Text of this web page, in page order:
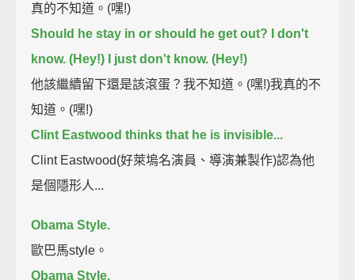
真的不知道。(嘿!)
Should he stay in or should he get out? I don't
know. (Hey!) I just don't know. (Hey!)
他該繼續留下還是該滾蛋？我不知道。(嘿!)我真的不
知道。(嘿!)
Clint Eastwood thinks that he is invisible...
Clint Eastwood(好萊塢名演員、導演兼製作)認為他
是個隱形人...
Obama Style.
歐巴馬style。
Obama Style.